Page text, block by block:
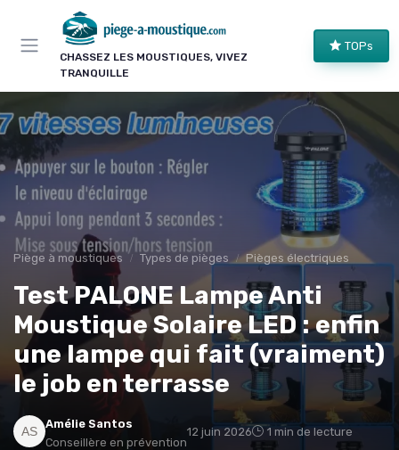
CHASSEZ LES MOUSTIQUES, VIVEZ
TRANQUILLE
TOPs
Piège à moustiques Types de pièges Pièges électriques
Test PALONE Lampe Anti
Moustique Solaire LED : enfin
une lampe qui fait (vraiment)
le job en terrasse
Amélie Santos
Conseillère en prévention
12 juin 2026 1 min de lecture
Panneau de gestion des cookies